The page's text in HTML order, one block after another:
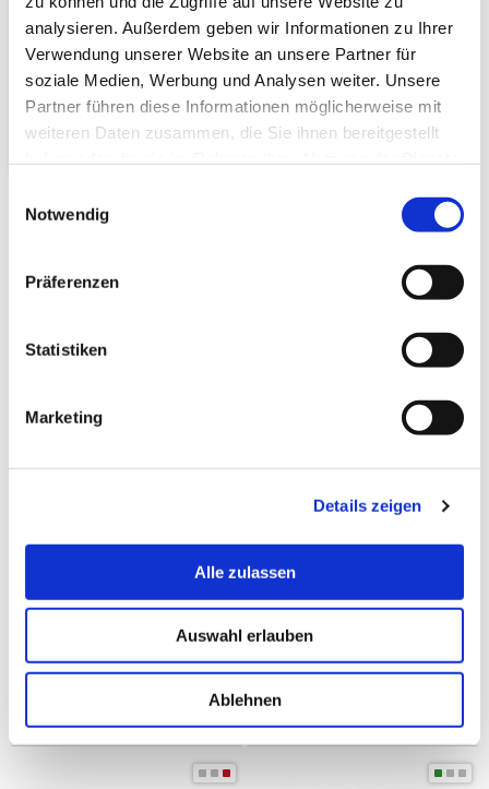
analysieren. Außerdem geben wir Informationen zu Ihrer
Verwendung unserer Website an unsere Partner für
soziale Medien, Werbung und Analysen weiter. Unsere
Partner führen diese Informationen möglicherweise mit
weiteren Daten zusammen, die Sie ihnen bereitgestellt
Notwendig
Präferenzen
Statistiken
Marketing
Details zeigen
Alle zulassen
Auswahl erlauben
Ablehnen
Twitter
Facebook
Delicious
Diggit
Passende Artikel
Postkarten-Set Tsuru
12,00 € *
Postkarten-Set Sakura Ume
12,00 € *